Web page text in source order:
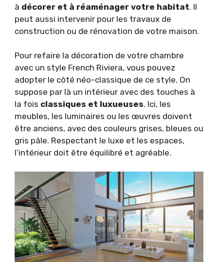
à décorer et à réaménager votre habitat. Il
peut aussi intervenir pour les travaux de
construction ou de rénovation de votre maison.
Pour refaire la décoration de votre chambre
avec un style French Riviera, vous pouvez
adopter le côté néo-classique de ce style. On
suppose par là un intérieur avec des touches à
la fois classiques et luxueuses. Ici, les
meubles, les luminaires ou les œuvres doivent
être anciens, avec des couleurs grises, bleues ou
gris pâle. Respectant le luxe et les espaces,
l’intérieur doit être équilibré et agréable.